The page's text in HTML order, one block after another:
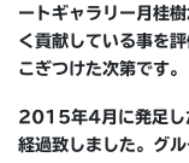
ートギャラリー月桂
く貢献している事を
こぎつけた次第です。
2015年4月に発足
経過致しました。グ